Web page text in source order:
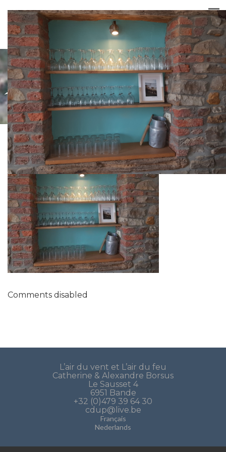
20180415_131019
Comments disabled
L’air du vent et L’air du feu
Catherine & Alexandre Borsus
Le Sausset 4
6951 Bande
+32 (0)479 39 64 30
cdup@live.be
Français
Nederlands